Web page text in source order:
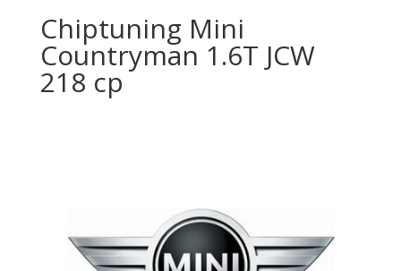
Chiptuning Mini
Countryman 1.6T JCW
218 cp